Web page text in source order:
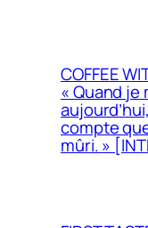
COFFEE
« Quand je
compte
mûri. »